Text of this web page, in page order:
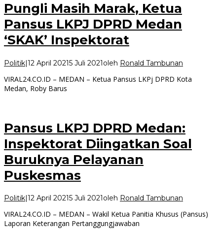
Pungli Masih Marak, Ketua
Pansus LKPJ DPRD Medan
‘SKAK’ Inspektorat
Politik|12 April 20215 Juli 2021oleh Ronald Tambunan
VIRAL24.CO.ID – MEDAN – Ketua Pansus LKPj DPRD Kota
Medan, Roby Barus
Pansus LKPJ DPRD Medan:
Inspektorat Diingatkan Soal
Buruknya Pelayanan
Puskesmas
Politik|12 April 20215 Juli 2021oleh Ronald Tambunan
VIRAL24.CO.ID – MEDAN – Wakil Ketua Panitia Khusus (Pansus)
Laporan Keterangan Pertanggungjawaban